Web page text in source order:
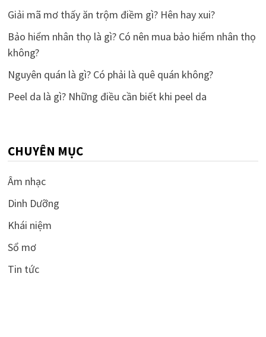
Giải mã mơ thấy ăn trộm điềm gì? Hên hay xui?
Bảo hiểm nhân thọ là gì? Có nên mua bảo hiểm nhân thọ
không?
Nguyên quán là gì? Có phải là quê quán không?
Peel da là gì? Những điều cần biết khi peel da
CHUYÊN MỤC
Âm nhạc
Dinh Dưỡng
Khái niệm
Sổ mơ
Tin tức